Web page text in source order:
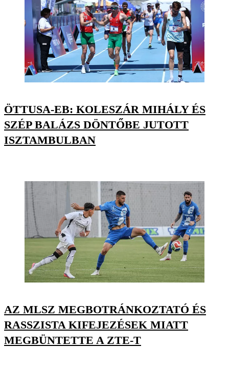
ÖTTUSA-EB: KOLESZÁR MIHÁLY ÉS
SZÉP BALÁZS DÖNTŐBE JUTOTT
ISZTAMBULBAN
AZ MLSZ MEGBOTRÁNKOZTATÓ ÉS
RASSZISTA KIFEJEZÉSEK MIATT
MEGBÜNTETTE A ZTE-T